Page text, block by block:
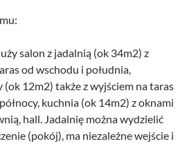
salon z jadalnią (ok 34m2) z
od wschodu i południa,
12m2) także z wyjściem na taras
kuchnia (ok 14m2) z oknami
hall. Jadalnię można wydzielić
(pokój), ma niezależne wejście i